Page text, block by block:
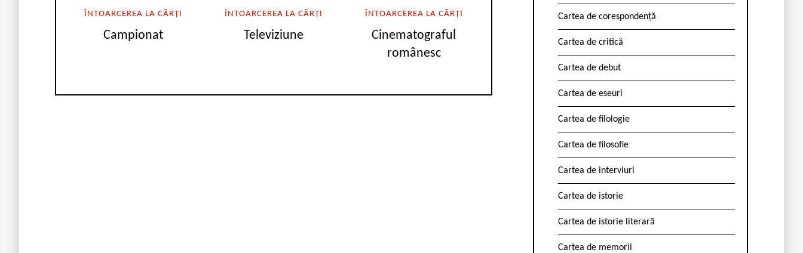
ÎNTOARCEREA LA CĂRȚI
Campionat
ÎNTOARCEREA LA CĂRȚI
Televiziune
ÎNTOARCEREA LA CĂRȚI
Cinematograful
românesc
Cartea de corespondență
Cartea de critică
Cartea de debut
Cartea de eseuri
Cartea de filologie
Cartea de filosofie
Cartea de interviuri
Cartea de istorie
Cartea de istorie literară
Cartea de memorii